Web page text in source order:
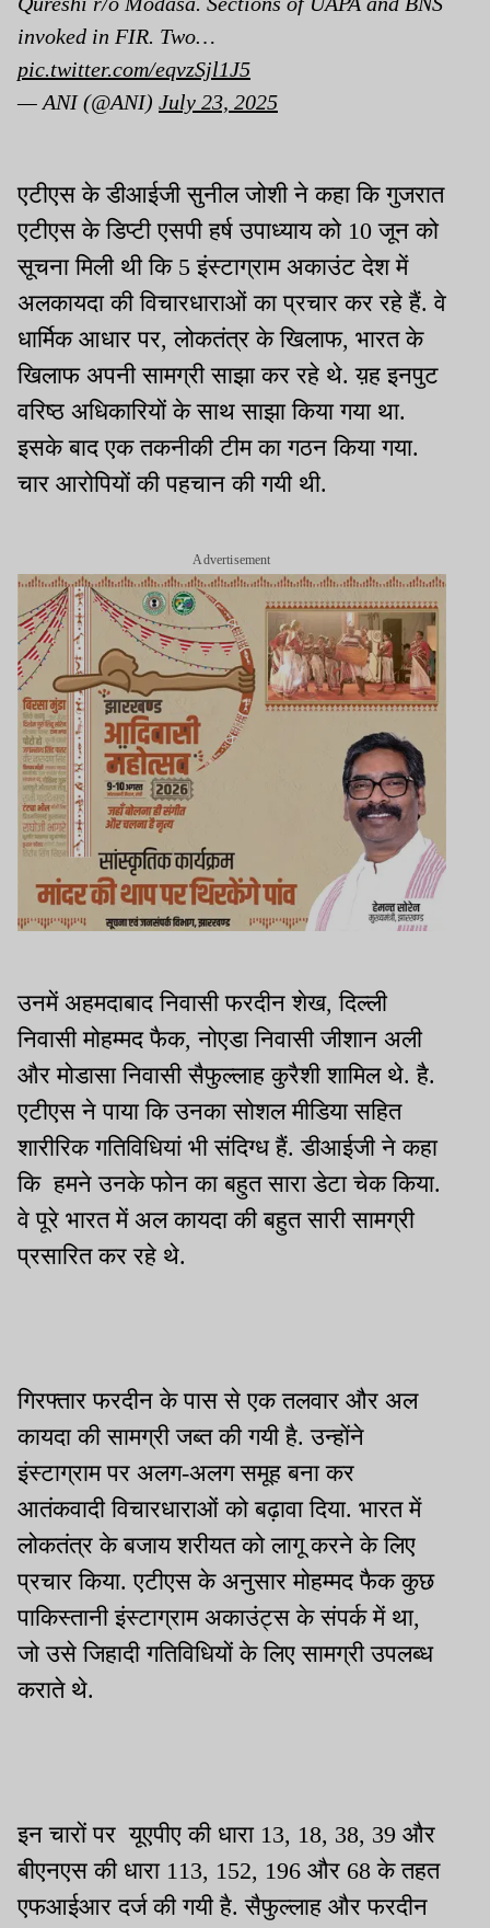
invoked in FIR. Two…
pic.twitter.com/eqvzSjl1J5
— ANI (@ANI) July 23, 2025
एटीएस के डीआईजी सुनील जोशी ने कहा कि गुजरात
एटीएस के डिप्टी एसपी हर्ष उपाध्याय को 10 जून को
सूचना मिली थी कि 5 इंस्टाग्राम अकाउंट देश में
अलकायदा की विचारधाराओं का प्रचार कर रहे हैं. वे
धार्मिक आधार पर, लोकतंत्र के खिलाफ, भारत के
खिलाफ अपनी सामग्री साझा कर रहे थे. य़ह इनपुट
वरिष्ठ अधिकारियों के साथ साझा किया गया था.
इसके बाद एक तकनीकी टीम का गठन किया गया.
चार आरोपियों की पहचान की गयी थी.
Advertisement
उनमें अहमदाबाद निवासी फरदीन शेख, दिल्ली
निवासी मोहम्मद फैक, नोएडा निवासी जीशान अली
और मोडासा निवासी सैफुल्लाह कुरैशी शामिल थे. है.
एटीएस ने पाया कि उनका सोशल मीडिया सहित
शारीरिक गतिविधियां भी संदिग्ध हैं. डीआईजी ने कहा
कि हमने उनके फोन का बहुत सारा डेटा चेक किया.
वे पूरे भारत में अल कायदा की बहुत सारी सामग्री
प्रसारित कर रहे थे.
गिरफ्तार फरदीन के पास से एक तलवार और अल
कायदा की सामग्री जब्त की गयी है. उन्होंने
इंस्टाग्राम पर अलग-अलग समूह बना कर
आतंकवादी विचारधाराओं को बढ़ावा दिया. भारत में
लोकतंत्र के बजाय शरीयत को लागू करने के लिए
प्रचार किया. एटीएस के अनुसार मोहम्मद फैक कुछ
पाकिस्तानी इंस्टाग्राम अकाउंट्स के संपर्क में था,
जो उसे जिहादी गतिविधियों के लिए सामग्री उपलब्ध
कराते थे.
इन चारों पर यूएपीए की धारा 13, 18, 38, 39 और
बीएनएस की धारा 113, 152, 196 और 68 के तहत
एफआईआर दर्ज की गयी है. सैफुल्लाह और फरदीन